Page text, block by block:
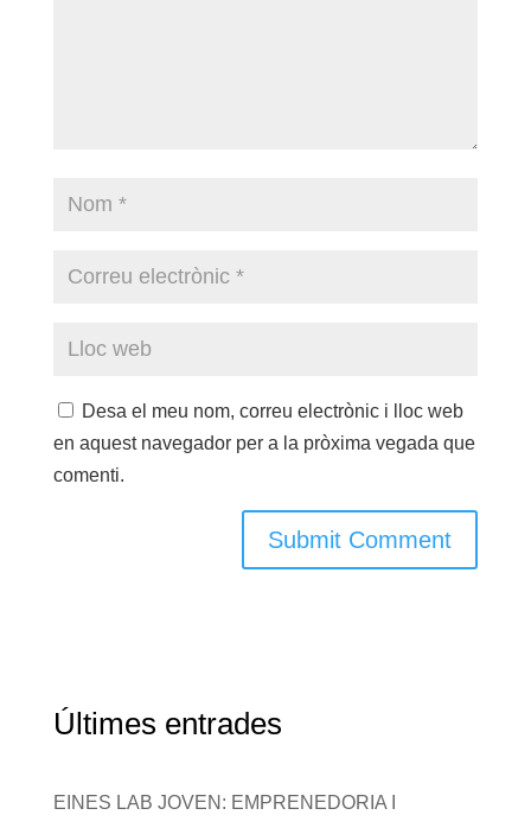
Desa el meu nom, correu electrònic i lloc web
en aquest navegador per a la pròxima vegada que
comenti.
Últimes entrades
EINES LAB JOVEN: EMPRENEDORIA I